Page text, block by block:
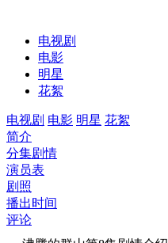
电视剧
电影
明星
花絮
电视剧 电影 明星 花絮
简介
分集剧情
演员表
剧照
播出时间
评论